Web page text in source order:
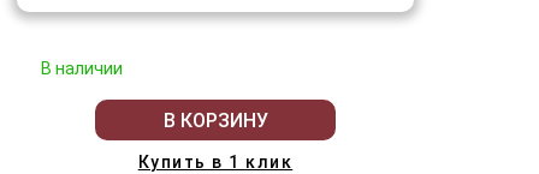
В наличии
В КОРЗИНУ
Купить в 1 клик